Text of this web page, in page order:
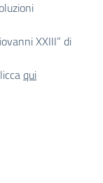
XXIII” di
qui